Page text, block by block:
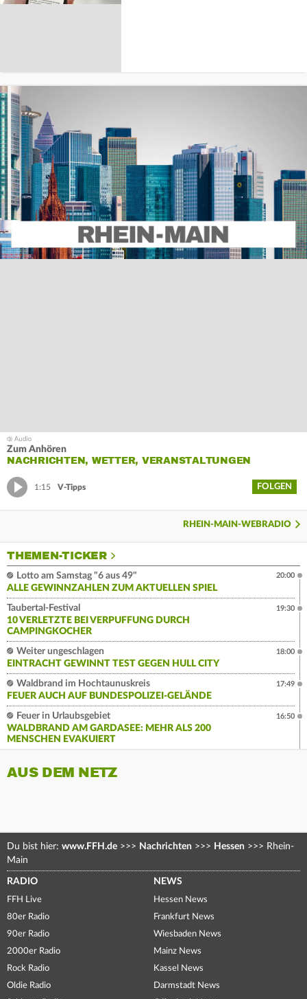
Zum Anhören
NACHRICHTEN, WETTER, VERANSTALTUNGEN
1:15 V-Tipps FOLGEN
RHEIN-MAIN-WEBRADIO
THEMEN-TICKER
Lotto am Samstag "6 aus 49"
ALLE GEWINNZAHLEN ZUM AKTUELLEN SPIEL
20:00
Taubertal-Festival
10 VERLETZTE BEI VERPUFFUNG DURCH
CAMPINGKOCHER
19:30
Weiter ungeschlagen
EINTRACHT GEWINNT TEST GEGEN HULL CITY
18:00
Waldbrand im Hochtaunuskreis
FEUER AUCH AUF BUNDESPOLIZEI-GELÄNDE
17:49
Feuer in Urlaubsgebiet
WALDBRAND AM GARDASEE: MEHR ALS 200
MENSCHEN EVAKUIERT
16:50
AUS DEM NETZ
Du bist hier: www.FFH.de >>> Nachrichten >>> Hessen >>> Rhein-
Main
RADIO
FFH Live
80er Radio
90er Radio
2000er Radio
Rock Radio
Oldie Radio
NEWS
Hessen News
Frankfurt News
Wiesbaden News
Mainz News
Kassel News
Darmstadt News